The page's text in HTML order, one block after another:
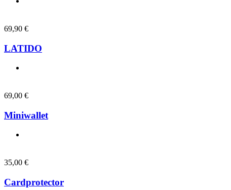
69,90 €
LATIDO
69,00 €
Miniwallet
35,00 €
Cardprotector